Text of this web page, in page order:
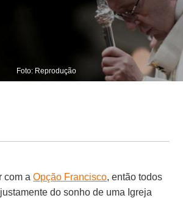
Foto: Reprodução
com aOpção Francisco, então todos
do sonho de uma Igreja